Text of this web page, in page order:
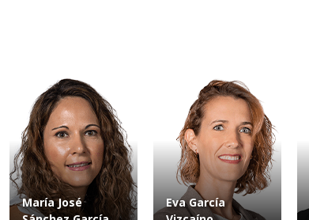
María José
Eva García